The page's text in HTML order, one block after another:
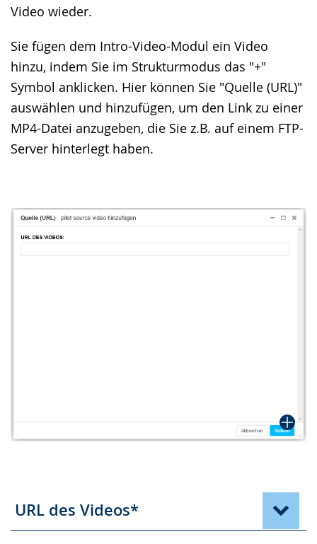
Video wieder.
Sie fügen dem Intro-Video-Modul ein Video
hinzu, indem Sie im Strukturmodus das "+"
Symbol anklicken. Hier können Sie "Quelle (URL)"
auswählen und hinzufügen, um den Link zu einer
MP4-Datei anzugeben, die Sie z.B. auf einem FTP-
Server hinterlegt haben.
URL des Videos*